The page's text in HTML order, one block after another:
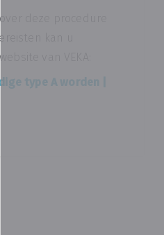
deze procedure
kan u
van VEKA:
type A worden |